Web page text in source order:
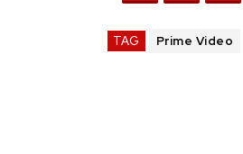
TAG Prime Video